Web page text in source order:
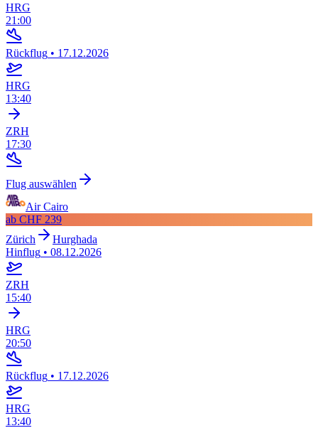
HRG
21:00
Rückflug • 17.12.2026
HRG
13:40
ZRH
17:30
Flug auswählen
Air Cairo
ab CHF 239
Zürich
Hurghada
Hinflug • 08.12.2026
ZRH
15:40
HRG
20:50
Rückflug • 17.12.2026
HRG
13:40